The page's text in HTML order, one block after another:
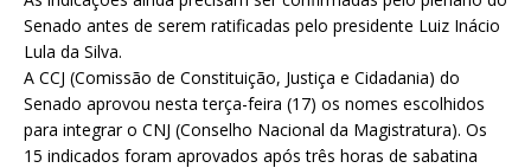
Senado antes de serem ratificadas pelo presidente Luiz Inácio
Lula da Silva.
A CCJ (Comissão de Constituição, Justiça e Cidadania) do
Senado aprovou nesta terça-feira (17) os nomes escolhidos
para integrar o CNJ (Conselho Nacional da Magistratura). Os
15 indicados foram aprovados após três horas de sabatina